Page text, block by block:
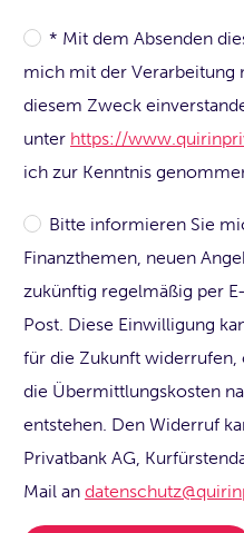
* Mit dem Absenden
mich mit der Verarbeitung
diesem Zweck
unter https://
ich zur Kenntnis
Bitte informieren Sie
Finanzthemen, neuen
zukünftig regelmäßig per
Post. Diese Einwilligung
für die Zukunft widerrufen,
die Übermittlungskosten
entstehen. Den Widerruf
Privatbank AG,
Mail an